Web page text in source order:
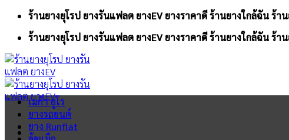
Skip
content
ร้านยางยุโรป ยางรันแฟลต ยางEV ยางราคาดี ร้านยางใกล้ฉัน ร้
ร้านยางยุโรป ยางรันแฟลต ยางEV ยางราคาดี ร้านยางใกล้ฉัน ร้
เมก้า ยูโร
ยางรถยนต์
ยาง Runflat